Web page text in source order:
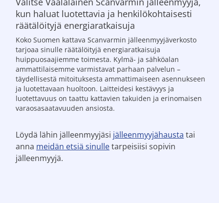
kun haluat luotettavia ja henkilökohtaisesti
räätälöityjä energiaratkaisuja
Koko Suomen kattava Scanvarmin jälleenmyyjäverkosto
tarjoaa sinulle räätälöityjä energiaratkaisuja
huippuosaajiemme toimesta. Kylmä- ja sähköalan
ammattilaisemme varmistavat parhaan palvelun –
täydellisestä mitoituksesta ammattimaiseen asennukseen
ja luotettavaan huoltoon. Laitteidesi kestävyys ja
luotettavuus on taattu kattavien takuiden ja erinomaisen
varaosasaatavuuden ansiosta.
Löydä lähin jälleenmyyjäsi jälleenmyyjähausta tai
anna meidän etsiä sinulletarpeisiisi sopivin
jälleenmyyjä.